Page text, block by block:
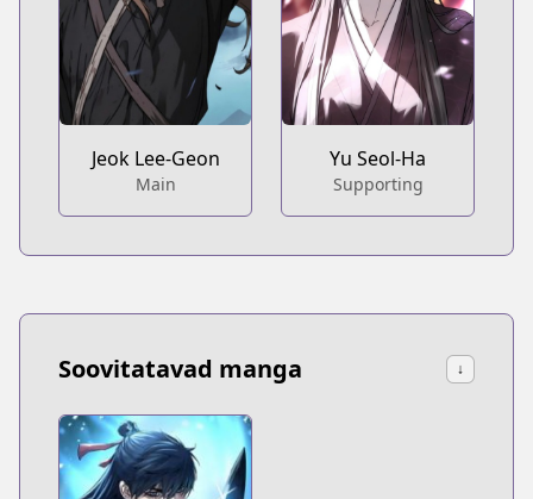
Jeok Lee-Geon
Main
Yu Seol-Ha
Supporting
Soovitatavad manga ↓